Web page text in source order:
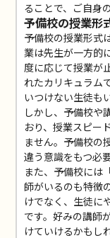
ることで、ご自身
予備校の授業形
予備校の授業形式
業は先生が一方的
度に応じて授業が
れたカリキュラム
いつけない生徒も
しかし、予備校や
おり、授業スピー
ません。予備校の
違う意識をもつ必
また、予備校には
師がいるのも特徴
けでなく、生徒に
です。好みの講師
けていけるかもし